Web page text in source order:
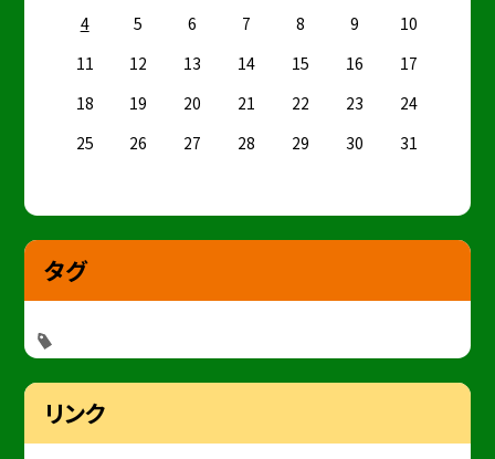
4
5 6 7 8 9
10
11
12 13 14 15 16
17
18
19 20 21 22 23
24
25
26 27 28 29 30 31
タグ
リンク